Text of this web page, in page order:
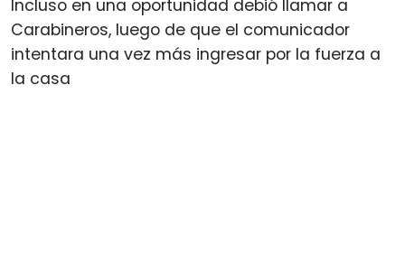
Incluso en una oportunidad debió llamar a
Carabineros, luego de que el comunicador
intentara una vez más ingresar por la fuerza a
la casa